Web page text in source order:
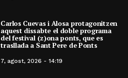
Carlos Cuevas i Alosa protagonitzen
aquest dissabte el doble programa
del festival (z)ona ponts, que es
trasllada a Sant Pere de Ponts
7, agost, 2026 - 14:19